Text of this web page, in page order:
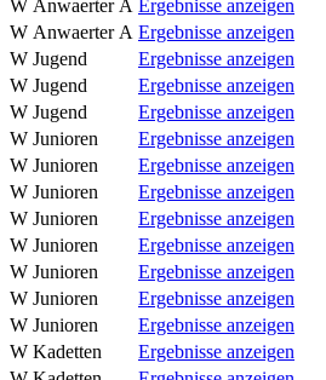
W Anwaerter A Ergebnisse anzeigen
W Anwaerter A Ergebnisse anzeigen
W Jugend
Ergebnisse anzeigen
W Jugend
Ergebnisse anzeigen
W Jugend
Ergebnisse anzeigen
W Junioren
Ergebnisse anzeigen
W Junioren
Ergebnisse anzeigen
W Junioren
Ergebnisse anzeigen
W Junioren
Ergebnisse anzeigen
W Junioren
Ergebnisse anzeigen
W Junioren
Ergebnisse anzeigen
W Junioren
Ergebnisse anzeigen
W Junioren
Ergebnisse anzeigen
W Kadetten
Ergebnisse anzeigen